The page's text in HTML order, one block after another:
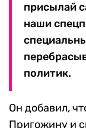
присылай
наши
политик.
Он добавил,
Пригожину и